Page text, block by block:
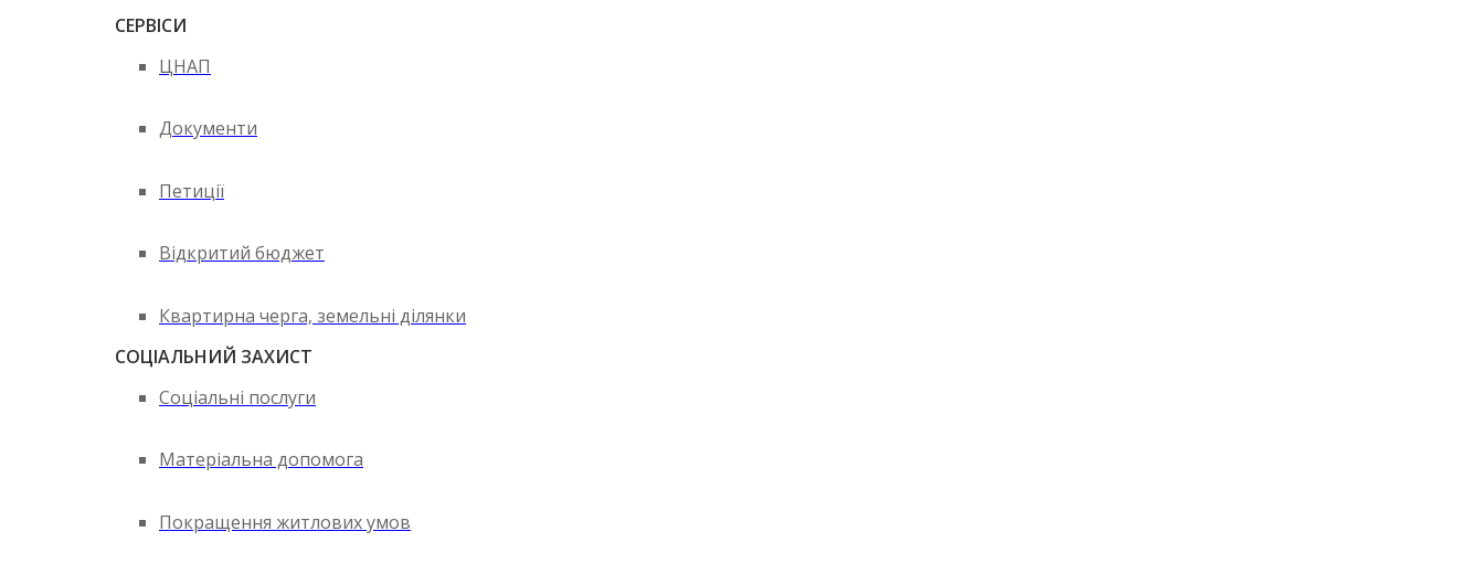
СЕРВІСИ
ЦНАП
Документи
Петиції
Відкритий бюджет
Квартирна черга, земельні ділянки
СОЦІАЛЬНИЙ ЗАХИСТ
Соціальні послуги
Матеріальна допомога
Покращення житлових умов